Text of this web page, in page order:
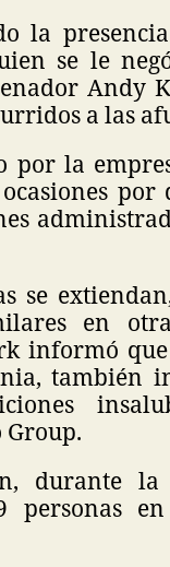
la
se le
Andy
a las
por la
se
en
informó
también
durante la
personas